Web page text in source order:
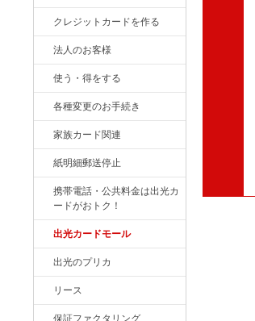
クレジットカードを作る
法人のお客様
使う・得をする
各種変更のお手続き
家族カード関連
紙明細郵送停止
携帯電話・公共料金は出光カ
ードがおトク！
出光カードモール
出光のプリカ
リース
保証ファクタリング